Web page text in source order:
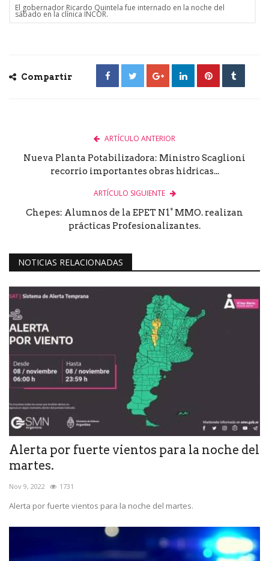
El gobernador Ricardo Quintela fue internado en la noche del
sábado en la clínica INCOR.
Compartir
ARTÍCULO ANTERIOR
Nueva Planta Potabilizadora: Ministro Scaglioni
recorrio importantes obras hidricas...
ARTÍCULO SIGUIENTE
Chepes: Alumnos de la EPET N1° MMO. realizan
prácticas Profesionalizantes.
NOTICIAS RELACIONADAS
Alerta por fuerte vientos para la noche del
martes.
Nov 9, 2022 1731
Alerta por fuerte vientos para la noche del martes.